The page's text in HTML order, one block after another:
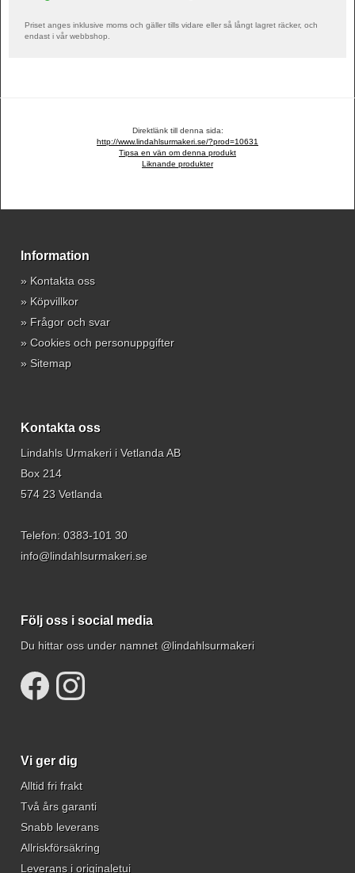
Priset anges inklusive moms och gäller tills vidare eller så långt lagret räcker, och
endast i vår webbshop.
Direktlänk till denna sida:
http://www.lindahlsurmakeri.se/?prod=10631
Tipsa en vän om denna produkt
Liknande produkter
Information
» Kontakta oss
» Köpvillkor
» Frågor och svar
» Cookies och personuppgifter
» Sitemap
Kontakta oss
Lindahls Urmakeri i Vetlanda AB
Box 214
574 23 Vetlanda
Telefon: 0383-101 30
info@lindahlsurmakeri.se
Följ oss i social media
Du hittar oss under namnet @lindahlsurmakeri
Vi ger dig
Alltid fri frakt
Två års garanti
Snabb leverans
Allriskförsäkring
Leverans i originaletui